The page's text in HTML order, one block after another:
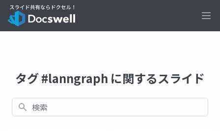
タグ #lanngraph に関するスライド
検索